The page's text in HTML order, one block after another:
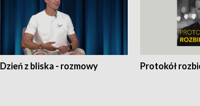
Dzień z bliska - rozmowy Protokół